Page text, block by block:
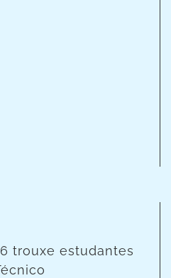
trouxe estudantes